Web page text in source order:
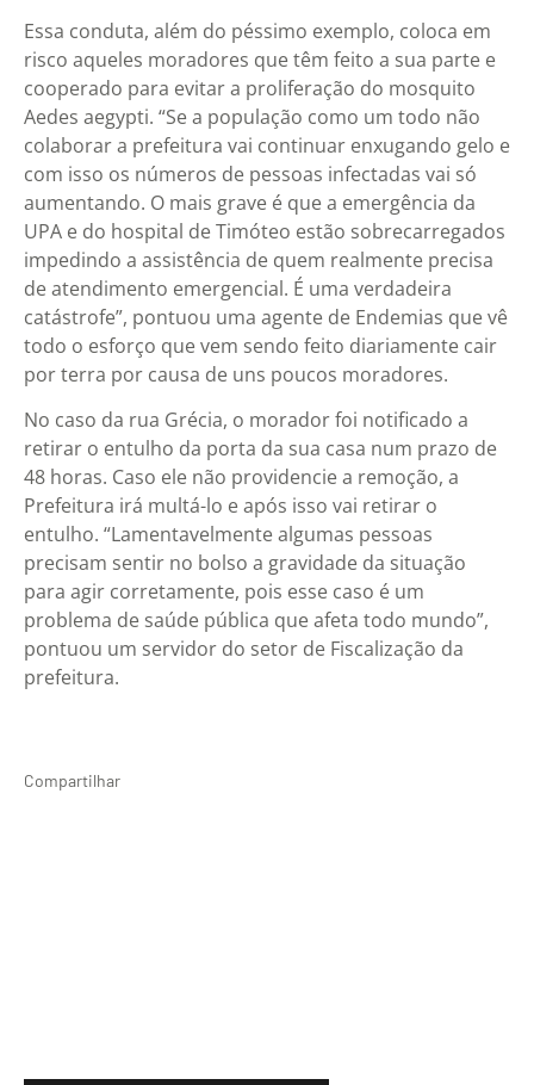
Essa conduta, além do péssimo exemplo, coloca em
risco aqueles moradores que têm feito a sua parte e
cooperado para evitar a proliferação do mosquito
Aedes aegypti. “Se a população como um todo não
colaborar a prefeitura vai continuar enxugando gelo e
com isso os números de pessoas infectadas vai só
aumentando. O mais grave é que a emergência da
UPA e do hospital de Timóteo estão sobrecarregados
impedindo a assistência de quem realmente precisa
de atendimento emergencial. É uma verdadeira
catástrofe”, pontuou uma agente de Endemias que vê
todo o esforço que vem sendo feito diariamente cair
por terra por causa de uns poucos moradores.
No caso da rua Grécia, o morador foi notificado a
retirar o entulho da porta da sua casa num prazo de
48 horas. Caso ele não providencie a remoção, a
Prefeitura irá multá-lo e após isso vai retirar o
entulho. “Lamentavelmente algumas pessoas
precisam sentir no bolso a gravidade da situação
para agir corretamente, pois esse caso é um
problema de saúde pública que afeta todo mundo”,
pontuou um servidor do setor de Fiscalização da
prefeitura.
Compartilhar